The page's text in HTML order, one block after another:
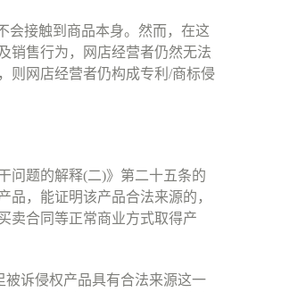
会接触到商品本身。然而，在这
销售行为，网店经营者仍然无法
则网店经营者仍构成专利 /商标侵
问题的解释(二)》第二十五条的
，能证明该产品合法来源的，
卖合同等正常商业方式取得产
诉侵权产品具有合法来源这一